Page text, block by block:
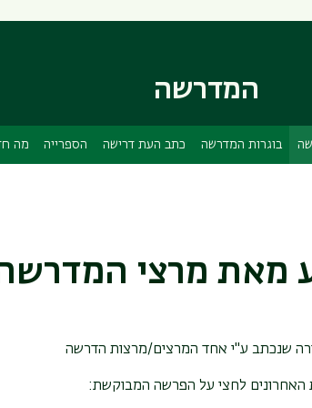
ראשי
המדרשה
בוגרות המדרשה כתב העת דרישה הספרייה מה
מאת מרצי
שנכתב ע"י אחד המרצים/מרצות הדרשה
האחרונים לחצי על הפרשה המבוקשת: